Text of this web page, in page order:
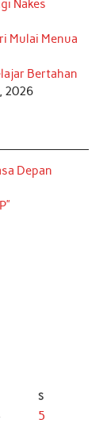
Nakes
Mulai Menua
Bertahan
2026
Depan
S
5